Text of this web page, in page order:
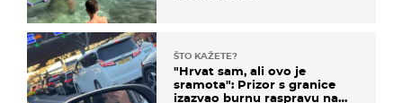
ŠTO KAŽETE?
"Hrvat sam, ali ovo je
sramota": Prizor s granice
izazvao burnu raspravu na